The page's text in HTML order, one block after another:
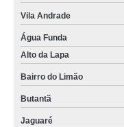
Vila Andrade
Água Funda
Alto da Lapa
Bairro do Limão
Butantã
Jaguaré